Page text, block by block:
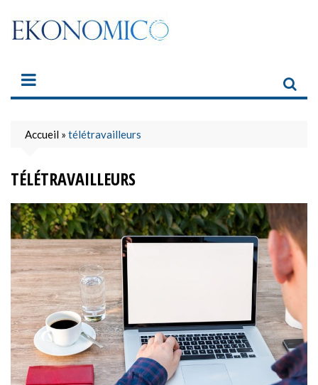
content
Accueil » télétravailleurs
TÉLÉTRAVAILLEURS